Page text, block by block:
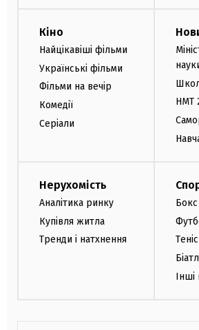
Кіно
Найцікавіші фільми
Українські фільми
Фільми на вечір
Комедії
Серіали
НМТ
Нерухомість
Аналітика ринку
Купівля житла
Тренди і натхнення
Бокс
Теніс